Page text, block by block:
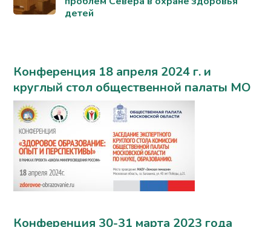
детей
Конференция 18 апреля 2024 г. и
круглый стол общественной палаты МО
Конференция 30-31 марта 2023 года